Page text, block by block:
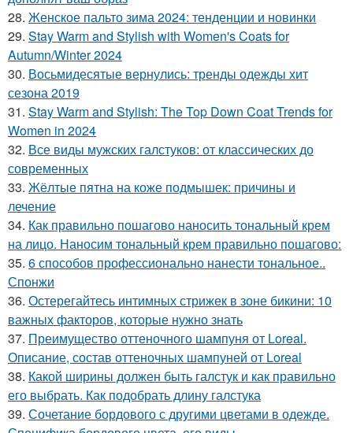
28. Женское пальто зима 2024: тенденции и новинки
29. Stay Warm and Stylish with Women's Coats for
Autumn/Winter 2024
30. Восьмидесятые вернулись: тренды одежды хит
сезона 2019
31. Stay Warm and Stylish: The Top Down Coat Trends for
Women in 2024
32. Все виды мужских галстуков: от классических до
современных
33. Жёлтые пятна на коже подмышек: причины и
лечение
34. Как правильно пошагово наносить тональный крем
на лицо. Наносим тональный крем правильно пошагово:
35. 6 способов профессионально нанести тональное..
Спонжи
36. Остерегайтесь интимных стрижек в зоне бикини: 10
важных факторов, которые нужно знать
37. Преимущество оттеночного шампуня от Loreal.
Описание, состав оттеночных шампуней от Loreal
38. Какой ширины должен быть галстук и как правильно
его выбрать. Как подобрать длину галстука
39. Сочетание бордового с другими цветами в одежде.